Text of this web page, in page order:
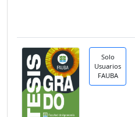
Solo
Usuarios
FAUBA